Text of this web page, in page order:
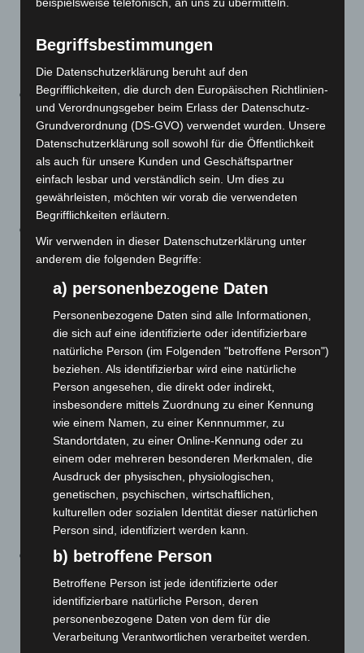
Folgeverordnung von häuslicher Krankenpflege nicht
begründet werden.
Verlängerung der Vorlagefrist für Verordnungen:Die
Frist zur Vorlage von Verordnungen bei der
Krankenkasse bleibt weiterhin für häusliche
Krankenpflege, Soziotherapie sowie spezialisierte
ambulante Palliativversorgung von 3 Tagen auf
10 Tage verlängert.
Anamnese:
Folgeverordnungen für häusliche
weiterhin auch nach telefonischer Anamnese
ausgestellt werden. Voraussetzung ist, dass bereits
zuvor aufgrund derselben Erkrankung eine
unmittelbare persönliche Untersuchung durch die
Ärztin oder den Arzt erfolgt ist. Die Verordnung kann
dann postalisch an die Versicherte oder den
Versicherten übermittelt werden. Dies gilt im Bereich
der Heilmittel auch für Folgeverordnungen von
Zahnärztinnen und Zahnärzten. Ebenso sind weiterhin
Verordnungen von Krankentransporten und
Krankenfahrten aufgrund telefonischer Anamnese
möglich.
Videobehandlung:Eine Behandlung kann weiterhin
auch per Video stattfinden, wenn dies aus
therapeutischer Sicht möglich und die Patientin oder
der Patient damit einverstanden ist. Diese Regelung
gilt für eine Vielzahl von Heilmitteln, die von
beispielsweise telefonisch, an uns zu übermitteln.
Begriffsbestimmungen
Die Datenschutzerklärung beruht auf den
Begrifflichkeiten, die durch den Europäischen Richtlinien-
und Verordnungsgeber beim Erlass der Datenschutz-
Grundverordnung (DS-GVO) verwendet wurden. Unsere
Datenschutzerklärung soll sowohl für die Öffentlichkeit
als auch für unsere Kunden und Geschäftspartner
einfach lesbar und verständlich sein. Um dies zu
gewährleisten, möchten wir vorab die verwendeten
Begrifflichkeiten erläutern.
Wir verwenden in dieser Datenschutzerklärung unter
anderem die folgenden Begriffe:
a) personenbezogene Daten
Personenbezogene Daten sind alle Informationen,
die sich auf eine identifizierte oder identifizierbare
natürliche Person (im Folgenden "betroffene Person")
beziehen. Als identifizierbar wird eine natürliche
Person angesehen, die direkt oder indirekt,
insbesondere mittels Zuordnung zu einer Kennung
wie einem Namen, zu einer Kennnummer, zu
Standortdaten, zu einer Online-Kennung oder zu
einem oder mehreren besonderen Merkmalen, die
Ausdruck der physischen, physiologischen,
genetischen, psychischen, wirtschaftlichen,
kulturellen oder sozialen Identität dieser natürlichen
Person sind, identifiziert werden kann.
b) betroffene Person
Betroffene Person ist jede identifizierte oder
identifizierbare natürliche Person, deren
personenbezogene Daten von dem für die
Verarbeitung Verantwortlichen verarbeitet werden.